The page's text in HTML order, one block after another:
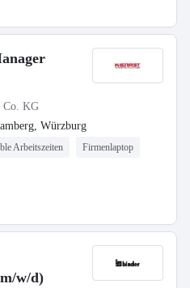
Co. KG
Würzburg
Arbeitszeiten Firmenlaptop
w/d)